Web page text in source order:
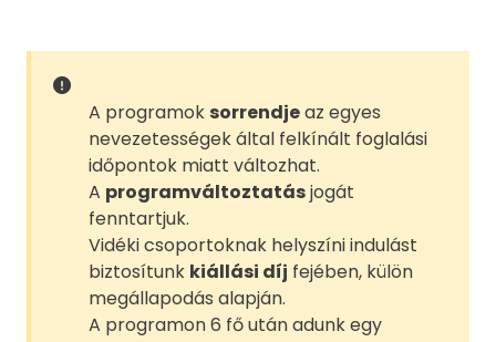
A programok sorrendjeaz egyes
nevezetességek által felkínált foglalási
időpontok miatt változhat.
A programváltoztatásjogát
fenntartjuk.
Vidéki csoportoknak helyszíni indulást
biztosítunk kiállási díj fejében, külön
megállapodás alapján.
A programon 6 fő után adunk egy